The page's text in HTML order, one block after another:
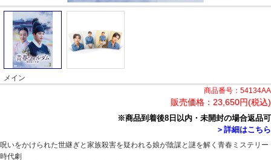
メイン
商品番号：54134AA
販売価格： 23,650円(税込)
※商品到着後8日以内・未開封の場合返品可
＞詳細はこちら
呪いをかけられた世継ぎと家族殺害を疑われる娘が陰謀と謎を解く青春ミステリー
時代劇